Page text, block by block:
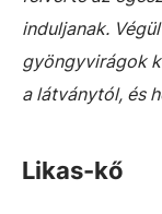
induljanak.
gyöngyvirágok
a látványtól, és
Likas-kő